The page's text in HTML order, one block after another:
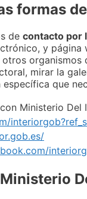
formas
de contacto por
y
mirar la
que
Ministerio Del